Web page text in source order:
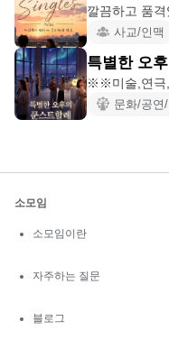
깔끔하고 품격있는
미, 문화, 여행
사교/인맥
특별한 오
※※미술,연극,
마감!! 🌈
문화/공연
소모임
소모임이란
자주하는 질문
블로그